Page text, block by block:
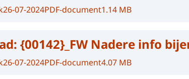
26-07-2024PDF-document1.14 MB
{00142}_FW Nadere info
26-07-2024PDF-document4.07 MB